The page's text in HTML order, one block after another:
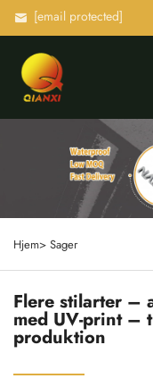
[email protected]
Hjem> Sager
Flere stilarter –
med UV-print –
produktion